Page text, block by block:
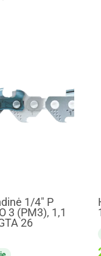
1/4" P
3 (PM3), 1,1
26